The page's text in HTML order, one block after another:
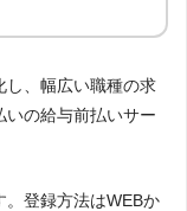
し、幅広い職種の求
いの給与前払いサー
登録方法はWEBか